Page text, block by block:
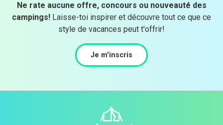
Ne rate aucune offre, concours ou nouveauté des
campings! Laisse-toi inspirer et découvre tout ce que ce
style de vacances peut t'offrir!
Je m'inscris